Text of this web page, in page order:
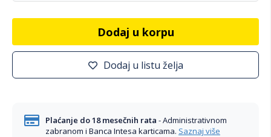
Dodaj u korpu
Dodaj u listu želja
Plaćanje do 18 mesečnih rata - Administrativnom
zabranom i Banca Intesa karticama. Saznaj više